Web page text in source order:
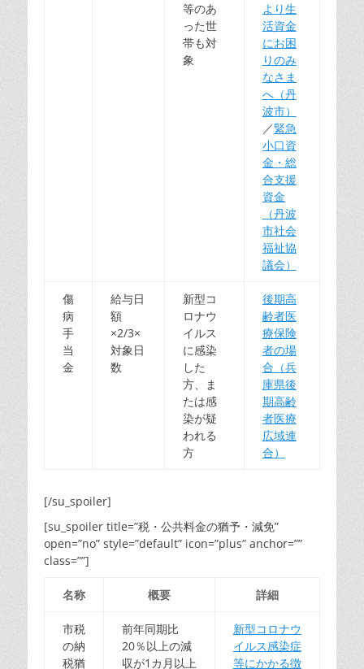
等のあ
った世
帯も対
象
より生
活資金
にお困
りのみ
なさま
へ（丹
波市）
／緊急
小口資
金・総
合支援
資金
（丹波
市社会
福祉協
議会）
傷
病
手
当
金
給与日
額
×2/3×
対象日
数
新型コ
ロナウ
イルス
に感染
した
方、ま
たは感
染が疑
われる
方
後期高
齢者医
療保険
者の場
合（兵
庫県後
期高齢
者医療
広域連
合）
[/su_spoiler]
[su_spoiler title=”税・公共料金の猶予・減免”
open=”no” style=”default” icon=”plus” anchor=””
class=””]
名称 概要 詳細
市税
の納
税猶
前年同期比
20％以上の減
収が1カ月以上
新型コロナウ
イルス感染症
等にかかる徴